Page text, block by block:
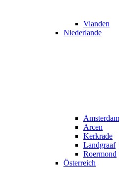
Vianden
Niederlande
Amsterdam
Arcen
Kerkrade
Landgraaf
Roermond
Österreich